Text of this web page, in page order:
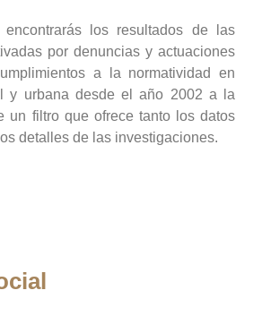
los resultados de las
por denuncias y actuaciones
a la normatividad en
y urbana desde el año 2002 a la
un filtro que ofrece tanto los datos
detalles de las investigaciones.